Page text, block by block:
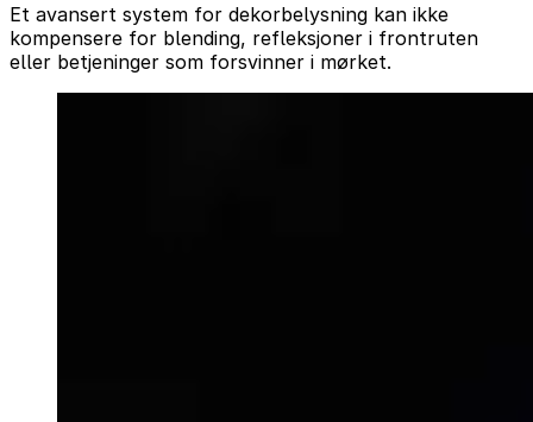
Et avansert system for dekorbelysning kan ikke
kompensere for blending, refleksjoner i frontruten
eller betjeninger som forsvinner i mørket.